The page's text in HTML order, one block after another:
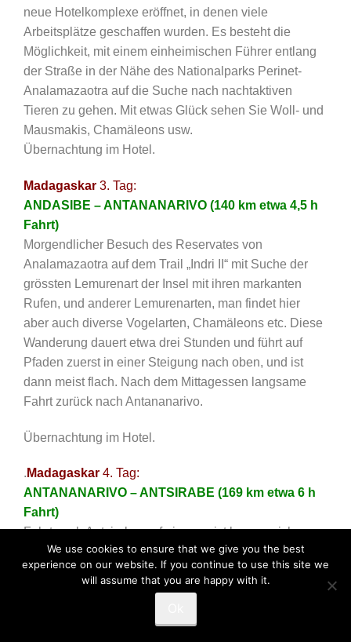
neue Hotelkomplexe eröffnet, in denen viele
Arbeitsplätze geschaffen wurden. Es besteht die
Möglichkeit, mit einem einheimischen Führer entlang
der Straße in der Nähe des Nationalparks Perinet-
Analamazaotra auf die Suche nach nachtaktiven
Tieren zu gehen. Mit etwas Glück sehen Sie Woll- und
Mausmakis, Chamäleons usw.
Übernachtung im Hotel.
Madagaskar 3. Tag:
ANDASIBE – ANTANANARIVO (140 km etwa 4,5 h
Fahrt)
Morgendlicher Besuch des Reservates von
Analamazaotra auf dem Trail „Indri II“ mit Suche der
grössten Lemurenart der Insel mit ihren markanten
Rufen, und anderer Lemurenarten, man findet hier
aber auch diverse Vogelarten, Chamäleons etc. Diese
Wanderung dauert etwa drei Stunden und führt auf
Pfaden zuerst in einer Steigung nach oben, und ist
dann meist flach. Nach dem Mittagessen langsame
Fahrt zurück nach Antananarivo.
Übernachtung im Hotel.
. Madagaskar 4. Tag:
ANTANANARIVO – ANTSIRABE (169 km etwa 6 h
Fahrt)
Fahrt nach Antsirabe, auf einer meist kurvenreichen
Straße durch das Hochland mit Reis- und
Gemüsefeldern, durch mehrere kleine traditionelle
Dörfer sowie vorbei an nackten Granitbergen und einer
aus Fasern der Raffiapalme, Musikinstrumente,
We use cookies to ensure that we give you the best
experience on our website. If you continue to use this site we
will assume that you are happy with it.